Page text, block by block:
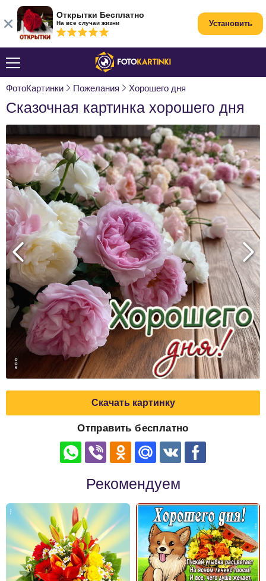
ФотоКартинки Пожелания Хорошего дня
Сказочная картинка хорошего дня
Скачать картинку
Отправить бесплатно
Рекомендуем
Открытки Бесплатно
На все случаи жизни Установить